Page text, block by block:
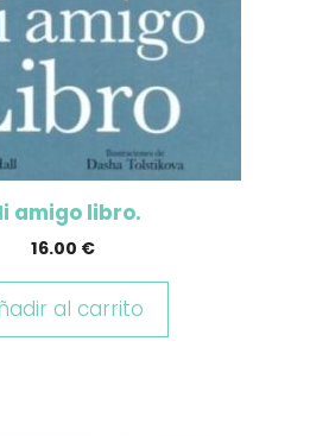
amigo libro.
16.00 €
al carrito